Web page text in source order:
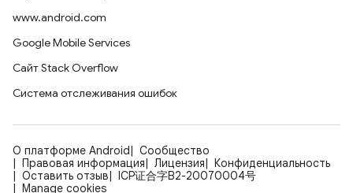
www.android.com
Google Mobile Services
Сайт Stack Overflow
Система отслеживания ошибок
О платформе Android
Сообщество
Правовая информация
Лицензия
Конфиденциальность
Оставить отзыв
ICP证合字B2-20070004号
Manage cookies